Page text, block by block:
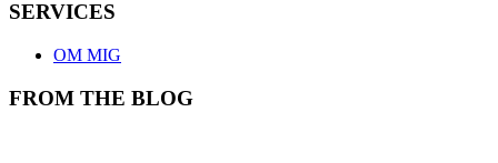
SERVICES
OM MIG
FROM THE BLOG